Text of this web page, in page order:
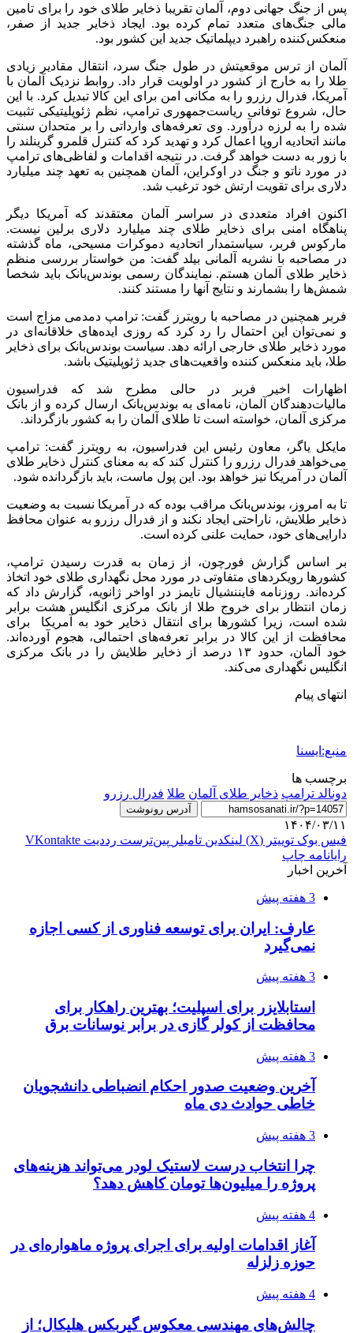
پس از جنگ جهانی دوم، آلمان تقریبا ذخایر طلای خود را برای تامین
مالی جنگ‌های متعدد تمام کرده بود. ایجاد ذخایر جدید از صفر،
منعکس‌کننده راهبرد دیپلماتیک جدید این کشور بود.
آلمان از ترس موقعیتش در طول جنگ سرد، انتقال مقادیر زیادی
طلا را به خارج از کشور در اولویت قرار داد. روابط نزدیک آلمان با
آمریکا، فدرال رزرو را به مکانی امن برای این کالا تبدیل کرد. با این
حال، شروع توفانی ریاست‌جمهوری ترامپ، نظم ژئوپلیتیکی تثبیت
شده را به لرزه درآورد. وی تعرفه‌های وارداتی را بر متحدان سنتی
مانند اتحادیه اروپا اعمال کرد و تهدید کرد که کنترل قلمرو گرینلند را
با زور به دست خواهد گرفت. در نتیجه اقدامات و لفاظی‌های ترامپ
در مورد ناتو و جنگ در اوکراین، آلمان همچنین به تعهد چند میلیارد
دلاری برای تقویت ارتش خود ترغیب شد.
اکنون افراد متعددی در سراسر آلمان معتقدند که آمریکا دیگر
پناهگاه امنی برای ذخایر طلای چند میلیارد دلاری برلین نیست.
مارکوس فربر، سیاستمدار اتحادیه دموکرات مسیحی، ماه گذشته
در مصاحبه با نشریه آلمانی بیلد گفت: من خواستار بررسی منظم
ذخایر طلای آلمان هستم. نمایندگان رسمی بوندس‌بانک باید شخصا
شمش‌ها را بشمارند و نتایج آنها را مستند کنند.
فربر همچنین در مصاحبه با رویترز گفت: ترامپ دمدمی مزاج است
و نمی‌توان این احتمال را رد کرد که روزی ایده‌های خلاقانه‌ای در
مورد ذخایر طلای خارجی ارائه دهد. سیاست بوندس‌بانک برای ذخایر
طلا، باید منعکس کننده واقعیت‌های جدید ژئوپلیتیک باشد.
اظهارات اخیر فربر در حالی مطرح شد که فدراسیون
مالیات‌دهندگان آلمان، نامه‌ای به بوندس‌بانک ارسال کرده و از بانک
مرکزی آلمان، خواسته است تا طلای آلمان را به کشور بازگرداند.
مایکل یاگر، معاون رئیس این فدراسیون، به رویترز گفت: ترامپ
می‌خواهد فدرال رزرو را کنترل کند که به معنای کنترل ذخایر طلای
آلمان در آمریکا نیز خواهد بود. این پول ماست، باید بازگردانده شود.
تا به امروز، بوندس‌بانک مراقب بوده که در آمریکا نسبت به وضعیت
ذخایر طلایش، ناراحتی ایجاد نکند و از فدرال رزرو به عنوان محافظ
دارایی‌های خود، حمایت علنی کرده است.
بر اساس گزارش فورچون، از زمان به قدرت رسیدن ترامپ،
کشورها رویکردهای متفاوتی در مورد محل نگهداری طلای خود اتخاذ
کرده‌اند. روزنامه فایننشیال تایمز در اواخر ژانویه، گزارش داد که
زمان انتظار برای خروج طلا از بانک مرکزی انگلیس هشت برابر
شده است، زیرا کشورها برای انتقال ذخایر خود به آمریکا برای
محافظت از این کالا در برابر تعرفه‌های احتمالی، هجوم آورده‌اند.
خود آلمان، حدود ۱۳ درصد از ذخایر طلایش را در بانک مرکزی
انگلیس نگهداری می‌کند.
انتهای پیام
منبع:ایسنا
برچسب ها
دونالد ترامپ ذخایر طلای آلمان طلا فدرال رزرو
آدرس رونوشت
۱۴۰۴/۰۳/۱۱
فیس بوک توییتر (X) لینکدین ‫تامبلر ‫پین‌ترست ‫رددیت ‫VKontakte
رایانامه چاپ
آخرین اخبار
3 هفته پیش
عارف: ایران برای توسعه فناوری از کسی اجازه
نمی‌گیرد
3 هفته پیش
استابلایزر برای اسپلیت؛ بهترین راهکار برای
محافظت از کولر گازی در برابر نوسانات برق
3 هفته پیش
آخرین وضعیت صدور احکام انضباطی دانشجویان
خاطی حوادث دی ماه
3 هفته پیش
چرا انتخاب درست لاستیک لودر می‌تواند هزینه‌های
پروژه را میلیون‌ها تومان کاهش دهد؟
4 هفته پیش
آغاز اقدامات اولیه برای اجرای پروژه ماهواره‌ای در
حوزه زلزله
4 هفته پیش
چالش‌های مهندسی معکوس گیربکس هلیکال؛ از